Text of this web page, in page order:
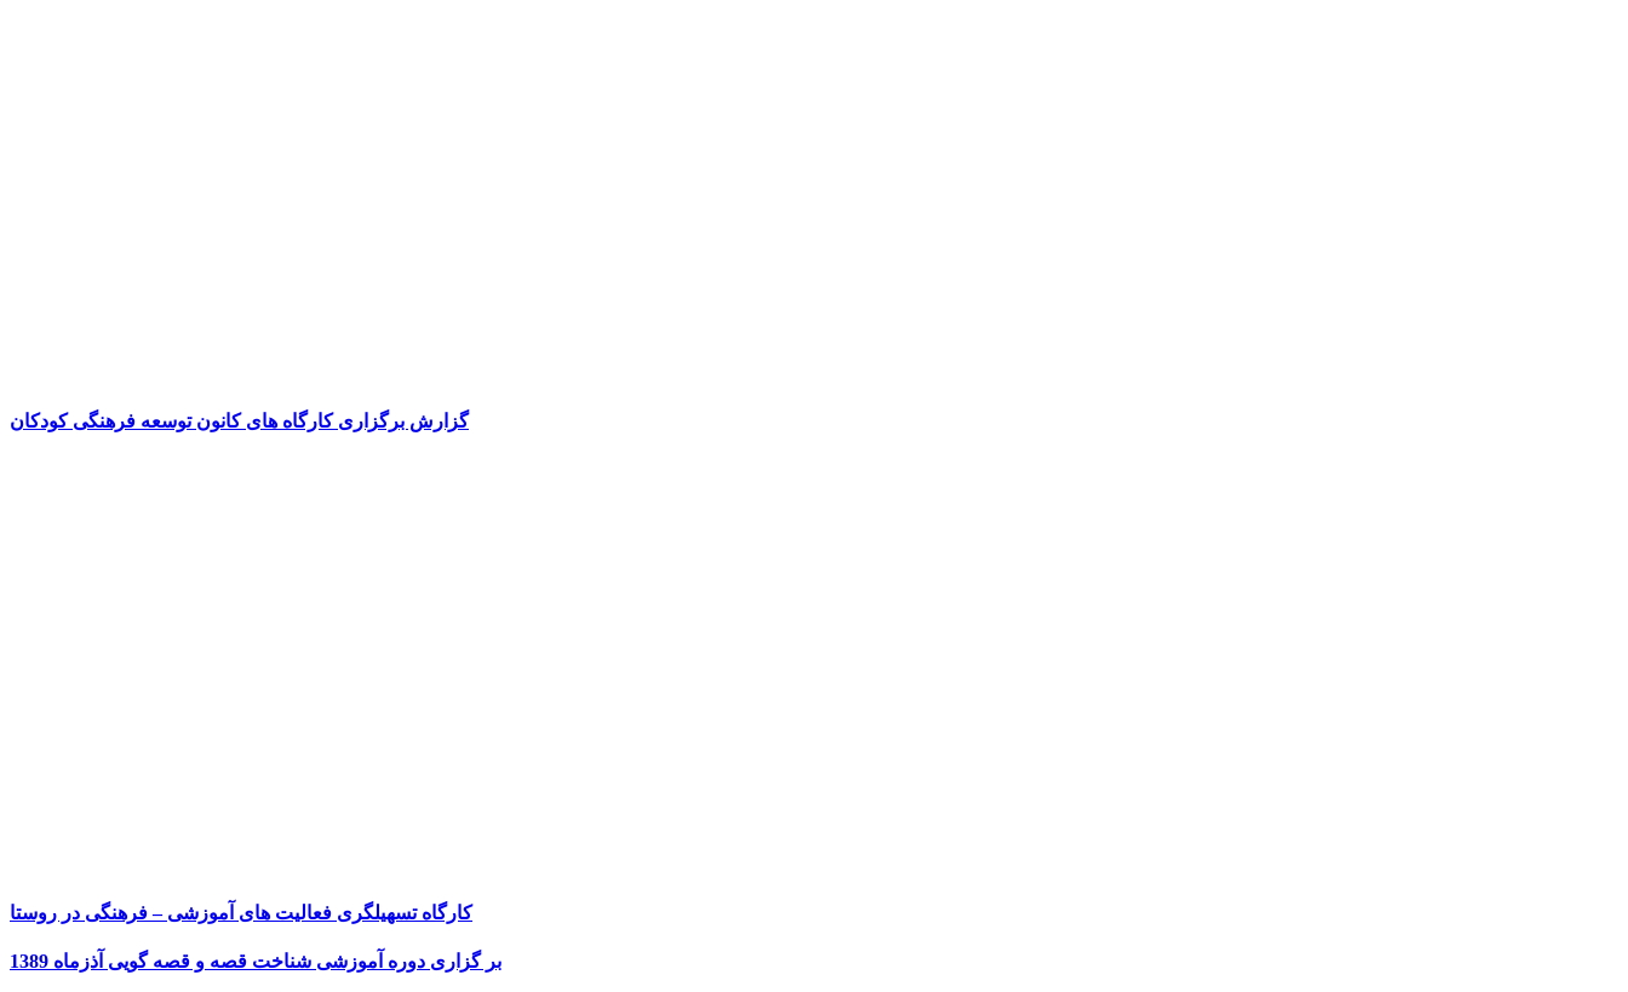
گزارش برگزاری کارگاه های کانون توسعه فرهنگی کودکان
کارگاه تسهیلگری فعالیت های آموزشی – فرهنگی در روستا
بر گزاری دوره آموزشی شناخت قصه و قصه گویی آذزماه 1389